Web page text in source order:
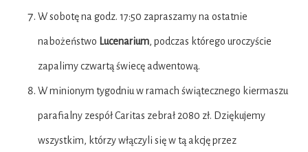
W sobotę na godz. 17:50 zapraszamy na ostatnie
nabożeństwo Lucenarium, podczas którego uroczyście
zapalimy czwartą świecę adwentową.
W minionym tygodniu w ramach świątecznego kiermaszu
parafialny zespół Caritas zebrał 2080 zł. Dziękujemy
wszystkim, którzy włączyli się w tą akcję przez